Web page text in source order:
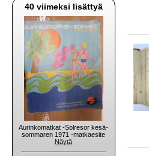
40 viimeksi lisättyä
Aurinkomatkat -Solresor kesä-
sommaren 1971 -matkaesite
Näytä